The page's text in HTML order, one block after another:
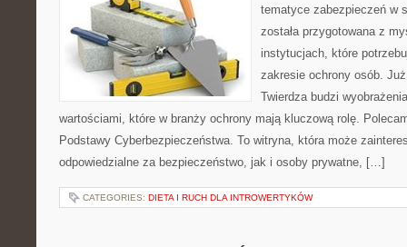
tematyce zabezpieczeń w
została przygotowana z
instytucjach, które
zakresie ochrony osób.
Twierdza budzi
wartościami, które w branży ochrony mają kluczową rolę.
Podstawy Cyberbezpieczeństwa. To witryna, która może
odpowiedzialne za bezpieczeństwo, jak i osoby prywatne, […]
CATEGORIES: DIETA I RUCH DLA INTROWERTYKÓW